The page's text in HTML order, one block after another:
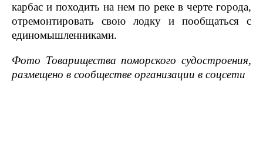
карбас и походить на нем по реке в черте города,
отремонтировать свою лодку и пообщаться с
единомышленниками.
Фото Товарищества поморского судостроения,
размещено в сообществе организации в соцсети